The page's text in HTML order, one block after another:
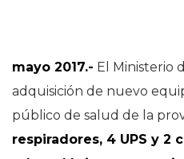
mayo 2017.- El Ministerio
adquisición de nuevo
público de salud de la
respiradores, 4 UPS y 2